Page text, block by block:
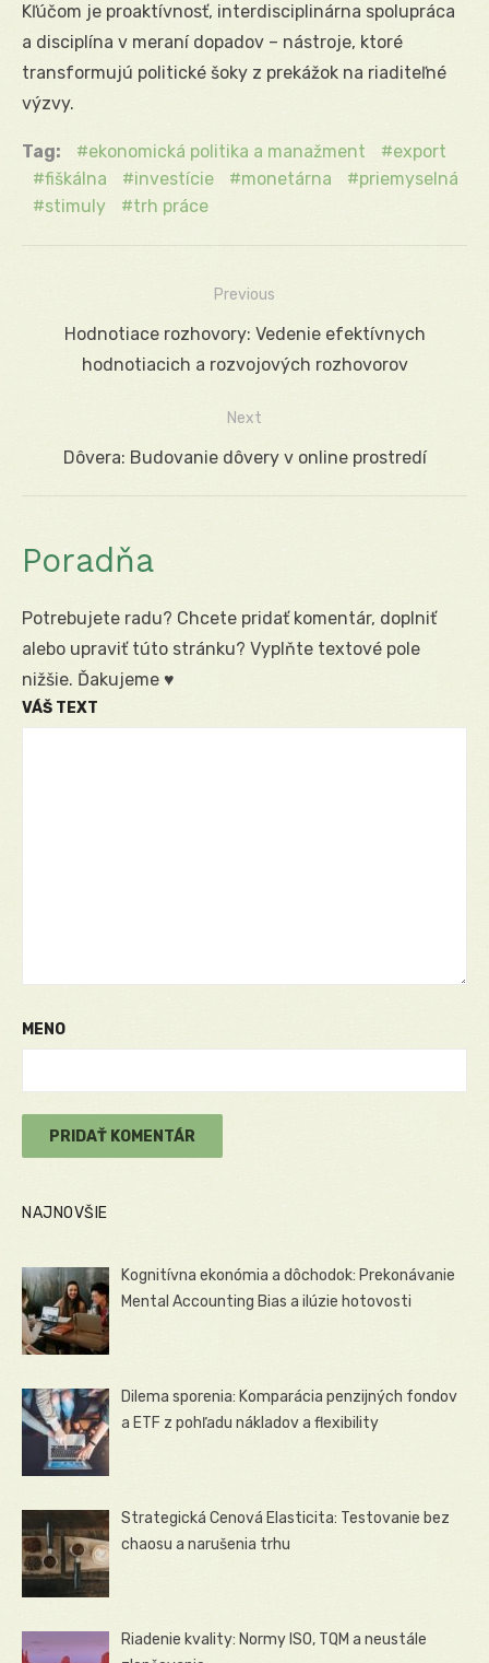
Kľúčom je proaktívnosť, interdisciplinárna spolupráca
a disciplína v meraní dopadov – nástroje, ktoré
transformujú politické šoky z prekážok na riaditeľné
výzvy.
Tag: ekonomická politika a manažment
export
fiškálna
investície monetárna
priemyselná
stimuly
trh práce
Navigácia
Previous
Previous
Hodnotiace rozhovory: Vedenie efektívnych
hodnotiacich a rozvojových rozhovorov
Next
Next
Dôvera: Budovanie dôvery v online prostredí
Poradňa
Potrebujete radu? Chcete pridať komentár, doplniť
alebo upraviť túto stránku? Vyplňte textové pole
nižšie. Ďakujeme ♥
VÁŠ TEXT
MENO
NAJNOVŠIE
Kognitívna ekonómia a dôchodok: Prekonávanie
Mental Accounting Bias a ilúzie hotovosti
Dilema sporenia: Komparácia penzijných fondov
a ETF z pohľadu nákladov a flexibility
Strategická Cenová Elasticita: Testovanie bez
chaosu a narušenia trhu
Riadenie kvality: Normy ISO, TQM a neustále